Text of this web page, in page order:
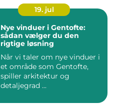
19. jul
Nye vinduer i Gentofte:
sådan vælger du den
rigtige løsning
Når vi taler om nye vinduer i
et område som Gentofte,
spiller arkitektur og
detaljegrad ...